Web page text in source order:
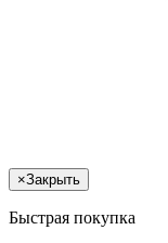
×Закрыть
Быстрая покупка